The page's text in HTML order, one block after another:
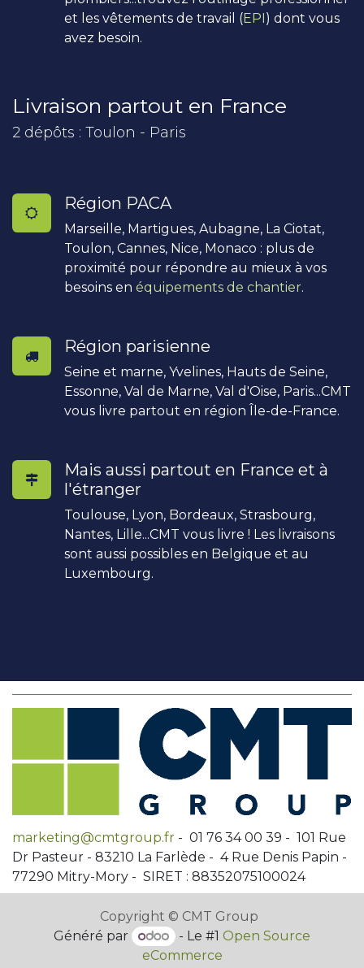
et les vêtements de travail (EPI) dont vous
avez besoin.
Livraison partout en France
2 dépôts : Toulon - Paris
Région PACA
Marseille, Martigues, Aubagne, La Ciotat,
Toulon, Cannes, Nice, Monaco : plus de
proximité pour répondre au mieux à vos
besoins en équipements de chantier.
Région parisienne
Seine et marne, Yvelines, Hauts de Seine,
Essonne, Val de Marne, Val d'Oise, Paris...CMT
vous livre partout en région Île-de-France.
Mais aussi partout en France et à
l'étranger
Toulouse, Lyon, Bordeaux, Strasbourg,
Nantes, Lille...CMT vous livre ! Les livraisons
sont aussi possibles en Belgique et au
Luxembourg.
marketing@cmtgroup.fr - 01 76 34 00 39 - 101 Rue
Dr Pasteur - 83210 La Farlède - 4 Rue Denis Papin -
77290 Mitry-Mory - SIRET : 88352075100024
Copyright © CMT Group
Généré par
- Le #1Open Source
eCommerce